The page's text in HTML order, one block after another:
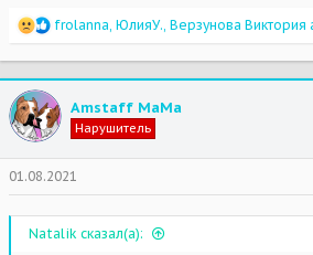
R
a
c
t
i
o
s
:
frolanna ЮлияУ. Верзунова Виктория
Amstaff MaMa
Нарушитель
01.08.2021
Natalik сказал(а):